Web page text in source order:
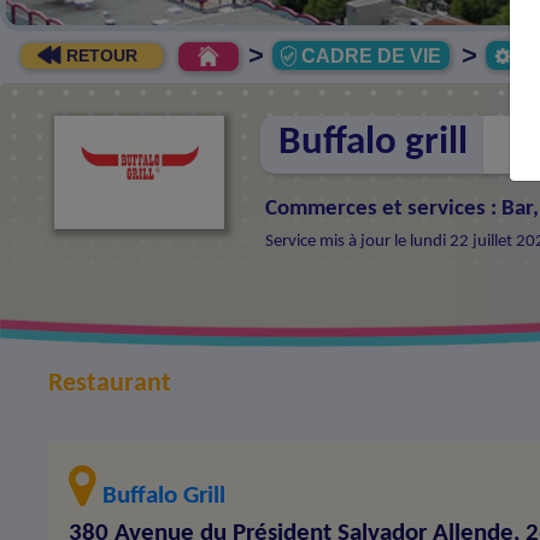
RETOUR > CADRE DE VIE >
Buffalo grill
Commerces et services :
Service mis à jour le lundi 22 juillet
Restaurant
Buffalo Grill
380 Avenue du Président Salvador Allende,